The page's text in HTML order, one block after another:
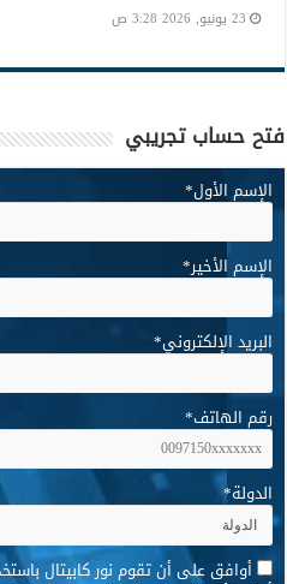
23 يونيو, 2026 3:28 ص
فتح حساب تجريبي
الإسم الأول*
الإسم الأخير*
البريد الإلكتروني*
رقم الهاتف*
الدولة*
* أوافق على أن تقوم نور كابيتال